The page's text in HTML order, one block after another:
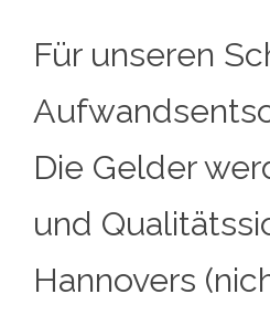
Für unseren
Die Gelder
und
Hannovers